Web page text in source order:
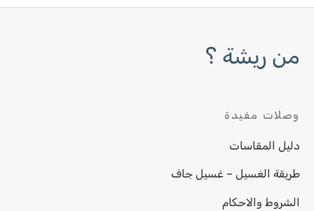
من ريشة ؟
وصلات مفيدة
دليل المقاسات
طريقة الغسيل – غسيل جاف
الشروط والاحكام